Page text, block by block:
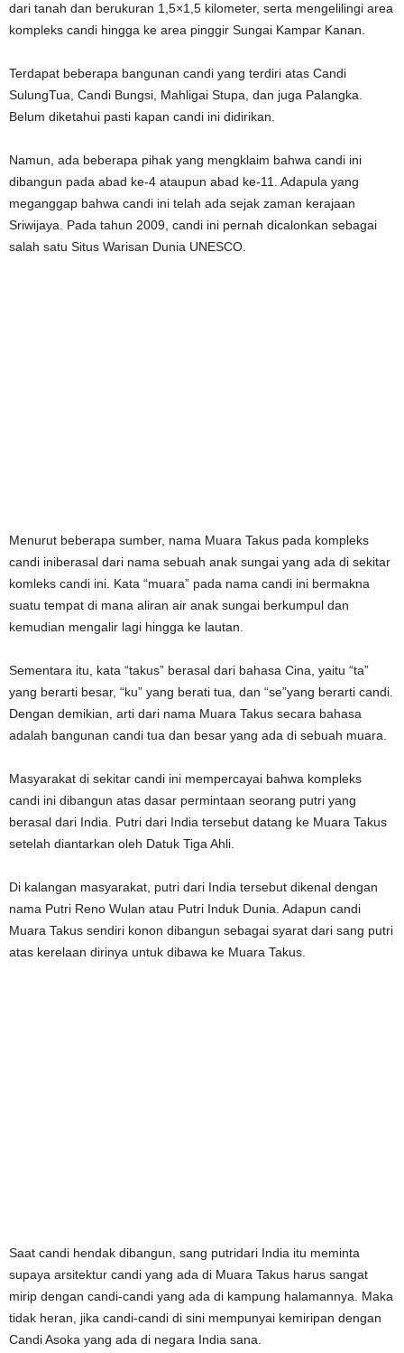
dari tanah dan berukuran 1,5×1,5 kilometer, serta mengelilingi area
kompleks candi hingga ke area pinggir Sungai Kampar Kanan.
Terdapat beberapa bangunan candi yang terdiri atas Candi
SulungTua, Candi Bungsi, Mahligai Stupa, dan juga Palangka.
Belum diketahui pasti kapan candi ini didirikan.
Namun, ada beberapa pihak yang mengklaim bahwa candi ini
dibangun pada abad ke-4 ataupun abad ke-11. Adapula yang
meganggap bahwa candi ini telah ada sejak zaman kerajaan
Sriwijaya. Pada tahun 2009, candi ini pernah dicalonkan sebagai
salah satu Situs Warisan Dunia UNESCO.
Menurut beberapa sumber, nama Muara Takus pada kompleks
candi iniberasal dari nama sebuah anak sungai yang ada di sekitar
komleks candi ini. Kata “muara” pada nama candi ini bermakna
suatu tempat di mana aliran air anak sungai berkumpul dan
kemudian mengalir lagi hingga ke lautan.
Sementara itu, kata “takus” berasal dari bahasa Cina, yaitu “ta”
yang berarti besar, “ku” yang berati tua, dan “se”yang berarti candi.
Dengan demikian, arti dari nama Muara Takus secara bahasa
adalah bangunan candi tua dan besar yang ada di sebuah muara.
Masyarakat di sekitar candi ini mempercayai bahwa kompleks
candi ini dibangun atas dasar permintaan seorang putri yang
berasal dari India. Putri dari India tersebut datang ke Muara Takus
setelah diantarkan oleh Datuk Tiga Ahli.
Di kalangan masyarakat, putri dari India tersebut dikenal dengan
nama Putri Reno Wulan atau Putri Induk Dunia. Adapun candi
Muara Takus sendiri konon dibangun sebagai syarat dari sang putri
atas kerelaan dirinya untuk dibawa ke Muara Takus.
Saat candi hendak dibangun, sang putridari India itu meminta
supaya arsitektur candi yang ada di Muara Takus harus sangat
mirip dengan candi-candi yang ada di kampung halamannya. Maka
tidak heran, jika candi-candi di sini mempunyai kemiripan dengan
Candi Asoka yang ada di negara India sana.